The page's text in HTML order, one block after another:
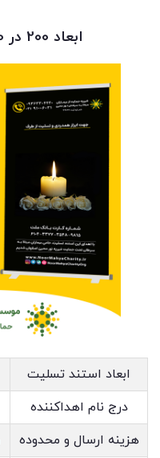
ابعاد 200 در 120 سانتی متر ساده
ابعاد استند تسلیت
درج نام اهداکننده
هزینه ارسال و محدوده